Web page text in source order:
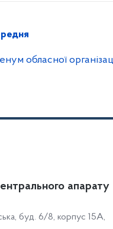
обласної
Доступ
Звіти
апарату
буд. 6/8, корпус 15А,